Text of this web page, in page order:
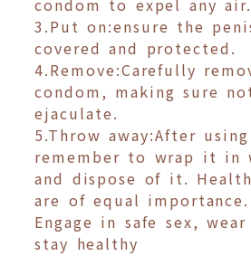
condom to expel any air.
3.Put on:ensure the
covered and protected.
4.Remove:Carefully
condom, making sure
ejaculate.
5.Throw away:After
remember to wrap it in
and dispose of it.
are of equal importance.
Engage in safe sex,
stay healthy